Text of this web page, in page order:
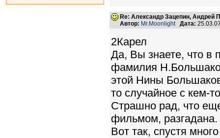
Re: Александр Зацепин, Андрей
Автор: Mr.Moonlight Дата:
2Карел
Да, Вы знаете, что в
фамилия
этой Нины
то случайное с кем-
Страшно рад, что
фильмом, разгадана.
Вот так, спустя